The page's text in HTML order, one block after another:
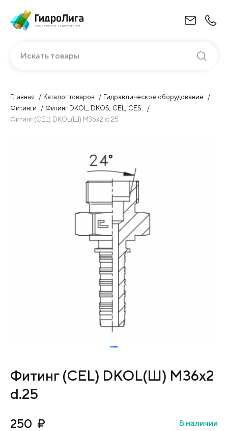
Искать товары
Главная Каталог товаров
Гидравлическое оборудование
Фитинги
Фитинг DKOL, DKOS, CEL, CES.
Фитинг (CEL) DKOL(Ш) М36х2 d.25
Фитинг (CEL) DKOL(Ш) М36х2
d.25
250 ₽ В наличии